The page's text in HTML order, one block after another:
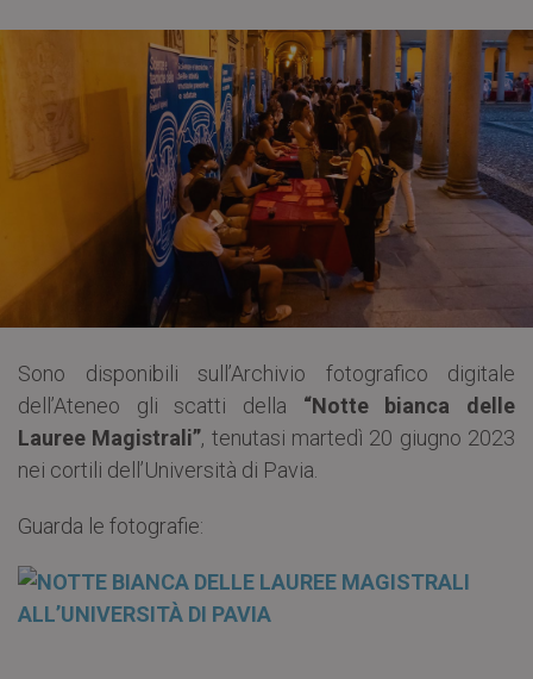
Sono disponibili sull’Archivio fotografico digitale
dell’Ateneo gli scatti della “Notte bianca delle
Lauree Magistrali”, tenutasi martedì 20 giugno 2023
nei cortili dell’Università di Pavia.
Guarda le fotografie: